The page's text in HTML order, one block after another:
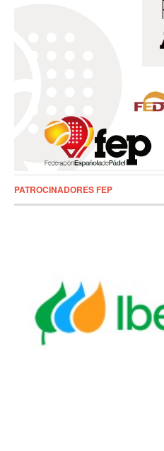
PATROCINADORES FEP